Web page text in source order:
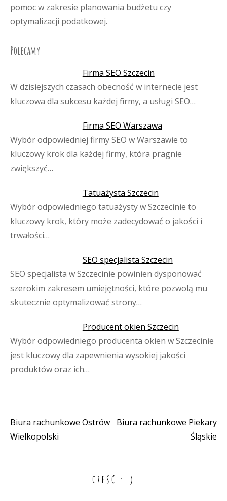
pomoc w zakresie planowania budżetu czy
optymalizacji podatkowej.
Polecamy
Firma SEO Szczecin
W dzisiejszych czasach obecność w internecie jest
kluczowa dla sukcesu każdej firmy, a usługi SEO…
Firma SEO Warszawa
Wybór odpowiedniej firmy SEO w Warszawie to
kluczowy krok dla każdej firmy, która pragnie
zwiększyć…
Tatuażysta Szczecin
Wybór odpowiedniego tatuażysty w Szczecinie to
kluczowy krok, który może zadecydować o jakości i
trwałości…
SEO specjalista Szczecin
SEO specjalista w Szczecinie powinien dysponować
szerokim zakresem umiejętności, które pozwolą mu
skutecznie optymalizować strony…
Producent okien Szczecin
Wybór odpowiedniego producenta okien w Szczecinie
jest kluczowy dla zapewnienia wysokiej jakości
produktów oraz ich…
Nawigacja
Biura rachunkowe Ostrów
Wielkopolski
Biura rachunkowe Piekary
Śląskie
CZEŚĆ :-)